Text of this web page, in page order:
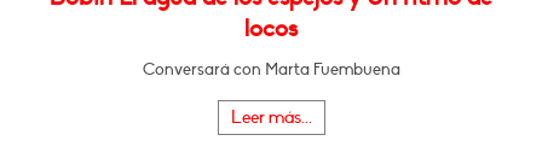
locos
Conversará con Marta Fuembuena
Leer más...